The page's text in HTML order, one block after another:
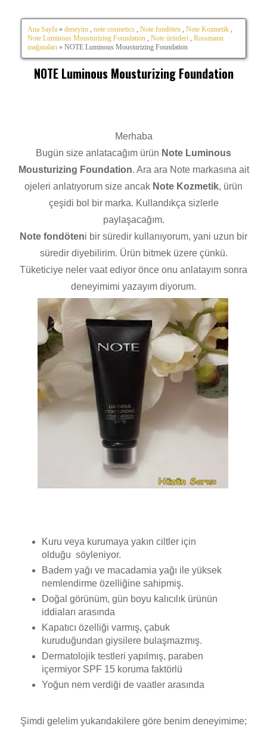
Ana Sayfa » deneyim note cosmetics Note fondöten Note Kozmetik
Note Luminous Mousturizing Foundation
Note ürünleri
Rossmann
mağazaları » NOTE Luminous Mousturizing Foundation
NOTE Luminous Mousturizing Foundation
Merhaba
Bugün size anlatacağım ürün Note Luminous
Mousturizing Foundation. Ara ara Note markasına ait
ojeleri anlatıyorum size ancak Note Kozmetik, ürün
çeşidi bol bir marka. Kullandıkça sizlerle
paylaşacağım.
Note fondöteni bir süredir kullanıyorum, yani uzun bir
süredir diyebilirim. Ürün bitmek üzere çünkü.
Tüketiciye neler vaat ediyor önce onu anlatayım sonra
deneyimimi yazayım diyorum.
Kuru veya kurumaya yakın ciltler için
olduğu söyleniyor.
Badem yağı ve macadamia yağı ile yüksek
nemlendirme özelliğine sahipmiş.
Doğal görünüm, gün boyu kalıcılık ürünün
iddiaları arasında
Kapatıcı özelliği varmış, çabuk
kuruduğundan giysilere bulaşmazmış.
Dermatolojik testleri yapılmış, paraben
içermiyor SPF 15 koruma faktörlü
Yoğun nem verdiği de vaatler arasında
Şimdi gelelim yukarıdakilere göre benim deneyimime;